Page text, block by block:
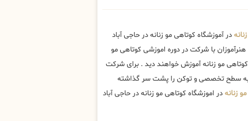
در آموزشگاه کوتاهی مو زنانه در حاجی آباد
با شرکت در دوره اموزشی کوتاهی مو
کوتاهی مو زنانه آموزش خواهند دید . برای شرکت
به سطح تخصصی و توکن را پشت سر گذاشته
زنانهدر اموزشگاه کوتاهی مو زنانه در حاجی آباد